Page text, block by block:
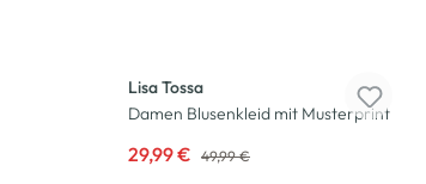
Lisa Tossa
Damen Blusenkleid mit Musterprint
29,99 € 49,99 €